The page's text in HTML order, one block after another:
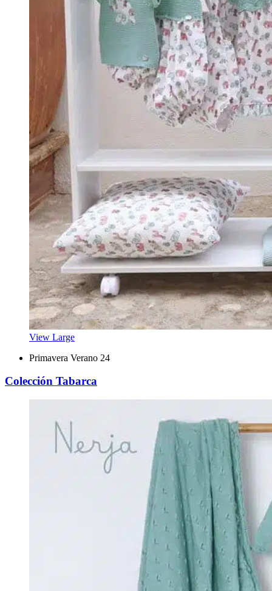
View Large
Primavera Verano 24
Colección Tabarca